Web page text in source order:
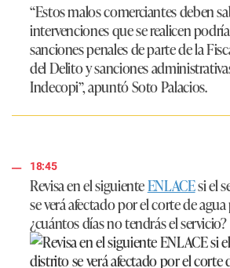
“Estos malos comerciantes deben
intervenciones que se realicen
sanciones penales de parte de la
del Delito y sanciones
Indecopi”, apuntó Soto Palacios.
18:45
Revisa en el siguienteENLACEsi el
se verá afectado por el corte de
¿cuántos días no tendrás el servicio?